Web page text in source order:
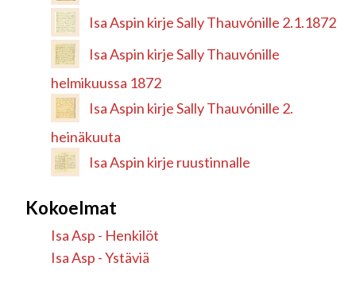
Isa Aspin kirje Sally Thauvónille 2.1.1872
Isa Aspin kirje Sally Thauvónille
helmikuussa 1872
Isa Aspin kirje Sally Thauvónille 2.
heinäkuuta
Isa Aspin kirje ruustinnalle
Kokoelmat
Isa Asp - Henkilöt
Isa Asp - Ystäviä